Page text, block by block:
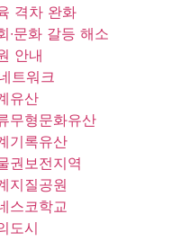
격차 완화
∙문화 갈등 해소
안내
트워크
유산
무형문화유산
기록유산
권보전지역
지질공원
스코학교
도시